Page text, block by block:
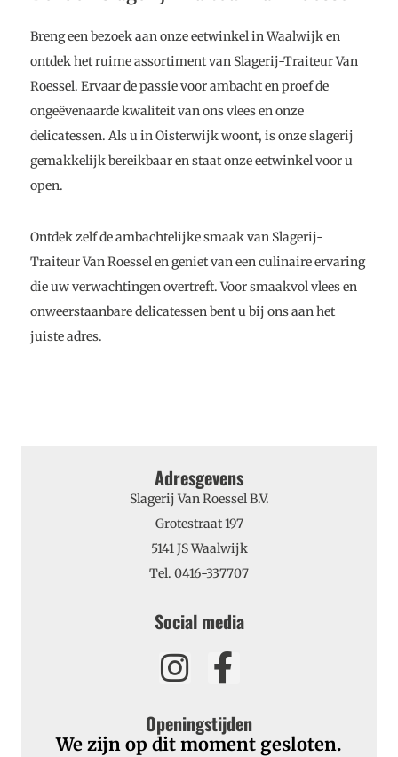
Breng een bezoek aan onze eetwinkel in Waalwijk en
ontdek het ruime assortiment van Slagerij-Traiteur Van
Roessel. Ervaar de passie voor ambacht en proef de
ongeëvenaarde kwaliteit van ons vlees en onze
delicatessen. Als u in Oisterwijk woont, is onze slagerij
gemakkelijk bereikbaar en staat onze eetwinkel voor u
open.
Ontdek zelf de ambachtelijke smaak van Slagerij-
Traiteur Van Roessel en geniet van een culinaire ervaring
die uw verwachtingen overtreft. Voor smaakvol vlees en
onweerstaanbare delicatessen bent u bij ons aan het
juiste adres.
Adresgevens
Slagerij Van Roessel B.V.
Grotestraat 197
5141 JS Waalwijk
Tel. 0416-337707
Social media
Openingstijden
We zijn op dit moment gesloten.